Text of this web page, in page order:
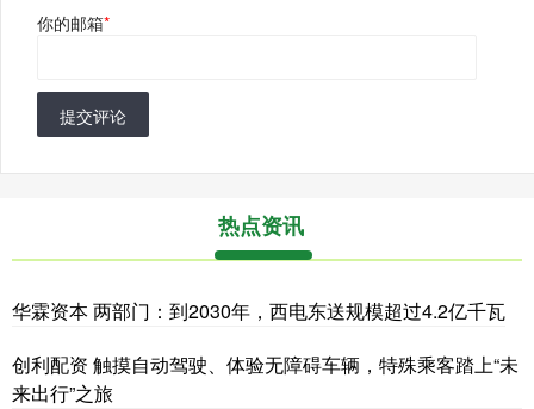
你的邮箱*
提交评论
热点资讯
华霖资本 两部门：到2030年，西电东送规模超过4.2亿千瓦
创利配资 触摸自动驾驶、体验无障碍车辆，特殊乘客踏上“未
来出行”之旅